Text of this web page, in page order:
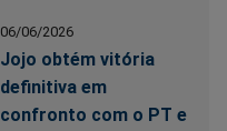
06/06/2026
Jojo obtém vitória
definitiva em
confronto com o PT e